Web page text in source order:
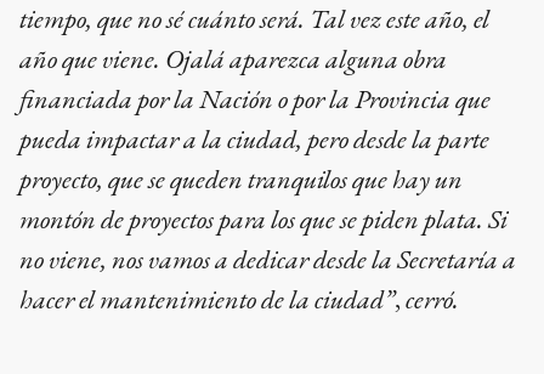
tiempo, que no sé cuánto será. Tal vez este año, el
año que viene. Ojalá aparezca alguna obra
financiada por la Nación o por la Provincia que
pueda impactar a la ciudad, pero desde la parte
proyecto, que se queden tranquilos que hay un
montón de proyectos para los que se piden plata. Si
no viene, nos vamos a dedicar desde la Secretaría a
hacer el mantenimiento de la ciudad”,cerró.